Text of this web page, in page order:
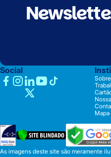
Social
As imagens deste site são meramente